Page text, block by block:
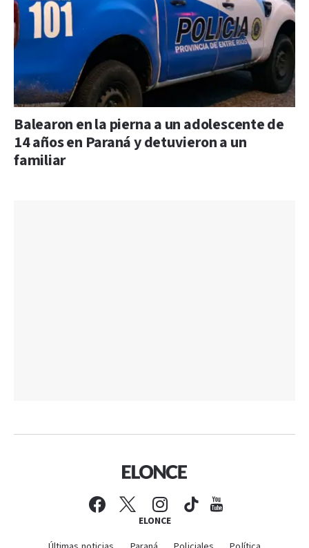
Balearon en la pierna a un adolescente de
14 años en Paraná y detuvieron a un
familiar
ELONCE